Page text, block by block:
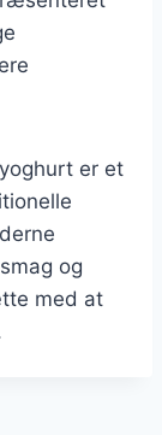
er et
og
med at